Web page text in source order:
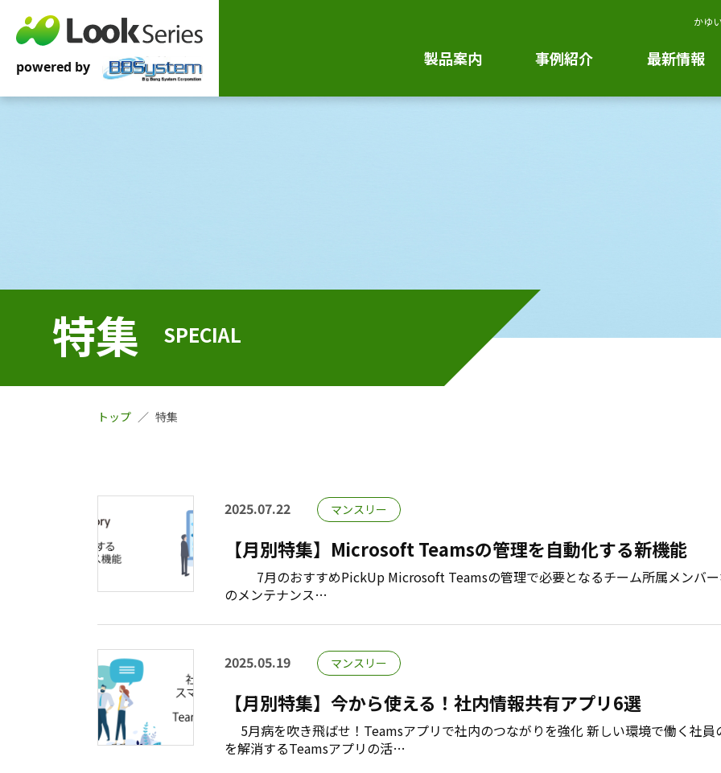
かゆ
製品案内 事例紹介 最新情報
特集 SPECIAL
トップ 特集
2025.07.22 マンスリー
【月別特集】Microsoft Teamsの管理を自動化する新機能
7月のおすすめPickUp Microsoft Teamsの管理で必要となるチーム所属メンバ
のメンテナンス…
2025.05.19 マンスリー
【月別特集】今から使える！社内情報共有アプリ6選
5月病を吹き飛ばせ！Teamsアプリで社内のつながりを強化 新しい環境で働く社員
を解消するTeamsアプリの活…